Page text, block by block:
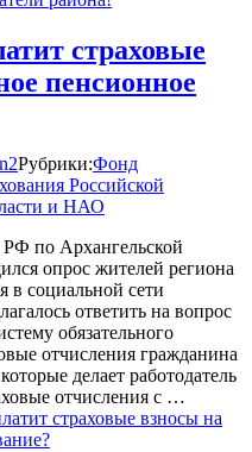
страховые
пенсионное
Рубрики:Фонд
Российской
и НАО
по Архангельской
опрос жителей региона
в социальной сети
ответить на вопрос
обязательного
отчисления гражданина
делает работодатель
отчисления с …
страховые взносы на